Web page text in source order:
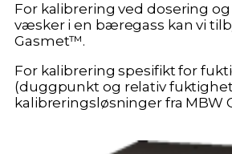
For kalibrering ved dosering
væsker i en bæregass kan vi
Gasmet™.
For kalibrering spesifikt for
(duggpunkt og relativ
kalibreringsløsninger fra MBW